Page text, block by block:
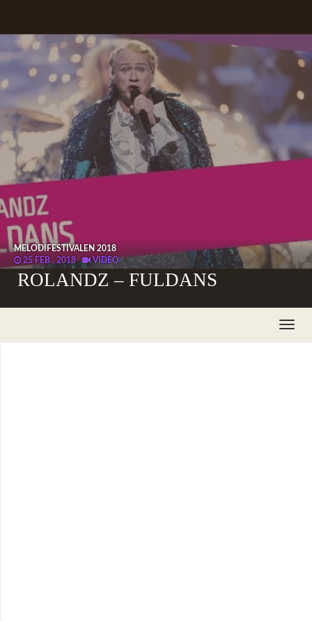
MELODIFESTIVALEN 2018
25 FEB , 2018
VIDEO
ROLANDZ – FULDANS